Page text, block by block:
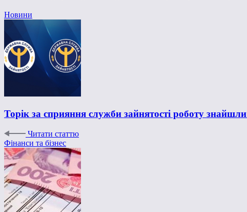
Новини
Торік за сприяння служби зайнятості роботу
Читати статтю
Фінанси та бізнес